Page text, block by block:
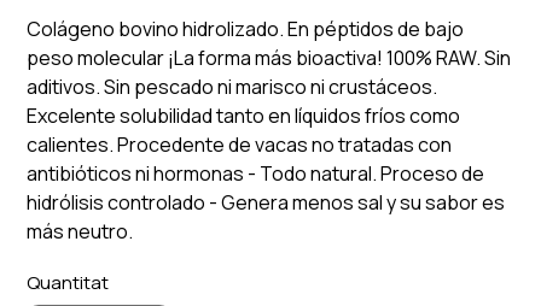
Colágeno bovino hidrolizado. En péptidos de bajo
peso molecular ¡La forma más bioactiva! 100% RAW. Sin
aditivos. Sin pescado ni marisco ni crustáceos.
Excelente solubilidad tanto en líquidos fríos como
calientes. Procedente de vacas no tratadas con
antibióticos ni hormonas - Todo natural. Proceso de
hidrólisis controlado - Genera menos sal y su sabor es
más neutro.
Quantitat